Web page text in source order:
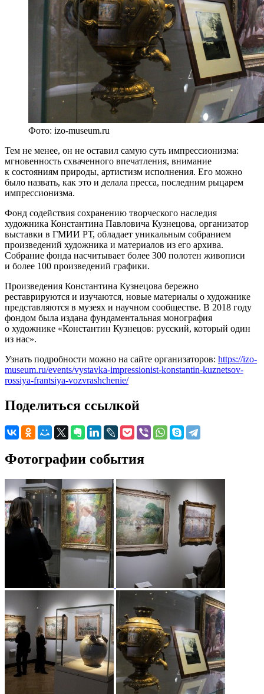
Фото: izo-museum.ru
Тем не менее, он не оставил самую суть импрессионизма:
мгновенность схваченного впечатления, внимание
к состояниям природы, артистизм исполнения. Его можно
было назвать, как это и делала пресса, последним рыцарем
импрессионизма.
Фонд содействия сохранению творческого наследия
художника Константина Павловича Кузнецова, организатор
выставки в ГМИИ РТ, обладает уникальным собранием
произведений художника и материалов из его архива.
Собрание фонда насчитывает более 300 полотен живописи
и более 100 произведений графики.
Произведения Константина Кузнецова бережно
реставрируются и изучаются, новые материалы о художнике
представляются в музеях и научном сообществе. В 2018 году
фондом была издана фундаментальная монография
о художнике «Константин Кузнецов: русский, который один
из нас».
Узнать подробности можно на сайте организаторов: https://izo-
museum.ru/events/vystavka-impressionist-konstantin-kuznetsov-
rossiya-frantsiya-vozvrashchenie/
Поделиться ссылкой
Фотографии события